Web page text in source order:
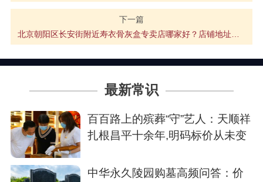
下一篇
最新常识
百百路上的殡葬“守”艺人：天顺祥
扎根昌平十余年,明码标价从未变
中华永久陵园购墓高频问答：价